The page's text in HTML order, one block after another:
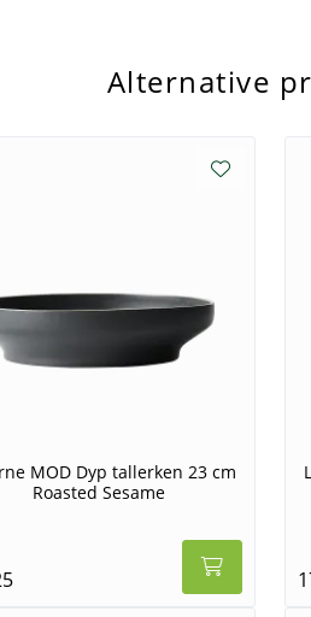
og mer energieffektive og
Alt er en del av å skape et enda
Alternative
MOD Dyp tallerken 23 cm
Roasted Sesame